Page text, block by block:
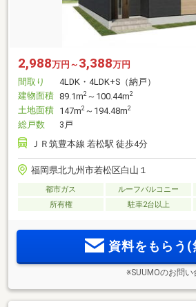
2,988万円～ 3,388万円
間取り
4LDK・4LDK+S（納戸）
建物面積 89.1m2 ～100.44m2
土地面積 147m2 ～194.48m2
総戸数
3戸
ＪＲ筑豊本線 若松駅 徒歩4分
福岡県北九州市若松区白山１
都市ガス ルーフバルコニー
所有権
駐車2台以上
資料をもらう(
※SUUMOのお問